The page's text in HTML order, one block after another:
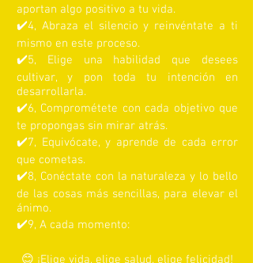
aportan algo positivo a tu vida.
✔️4, Abraza el silencio y reinvéntate a ti
mismo en este proceso.
✔️5, Elige una habilidad que desees
cultivar, y pon toda tu intención en
desarrollarla.
✔️6, Comprométete con cada objetivo que
te propongas sin mirar atrás.
✔️7, Equivócate, y aprende de cada error
que cometas.
✔️8, Conéctate con la naturaleza y lo bello
de las cosas más sencillas, para elevar el
ánimo.
✔️9, A cada momento:
😊 ¡Elige vida, elige salud, elige felicidad!